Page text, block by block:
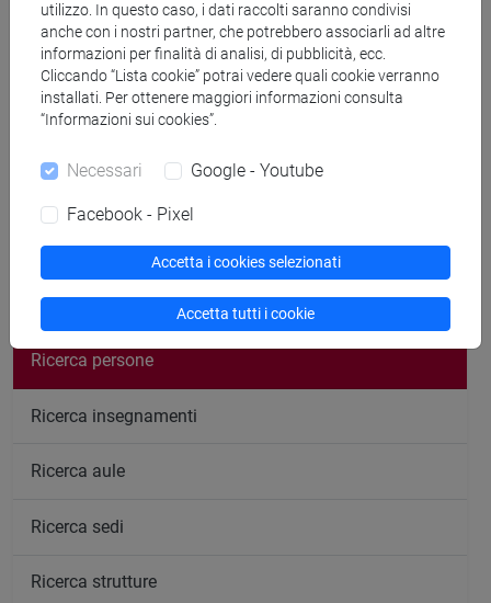
Didattica a.a. 2024/2025
Didattica a.a. 2023/2024
Didattica a.a. 2022/2023
Didattica a.a. 2021/2022
Cerca nel sito
Ricerca persone
Ricerca insegnamenti
Ricerca aule
Ricerca sedi
Ricerca strutture
utilizzo. In questo caso, i dati raccolti saranno condivisi
anche con i nostri partner, che potrebbero associarli ad altre
informazioni per finalità di analisi, di pubblicità, ecc.
Cliccando “Lista cookie” potrai vedere quali cookie verranno
installati. Per ottenere maggiori informazioni consulta
“Informazioni sui cookies”.
Necessari Google - Youtube
Facebook - Pixel
Accetta i cookies selezionati
Accetta tutti i cookie